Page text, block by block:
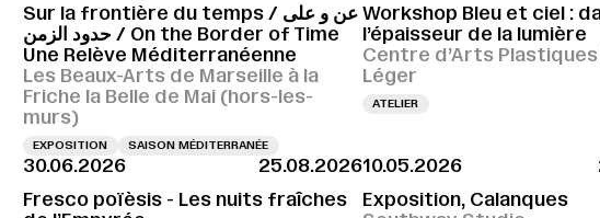
Sur la frontière du temps / عن و على
حدود الزمن / On the Border of Time
Une Relève Méditerranéenne
Les Beaux-Arts de Marseille à la
Friche la Belle de Mai (hors-les-
murs)
EXPOSITION SAISON MÉDITERRANÉE
Workshop Bleu et ciel :
l’épaisseur de la lumière
Centre d’Arts Plastiques
Léger
ATELIER
30.06.2026
25.08.2026
Fresco poïèsis - Les nuits fraîches
10.05.2026
Exposition, Calanques